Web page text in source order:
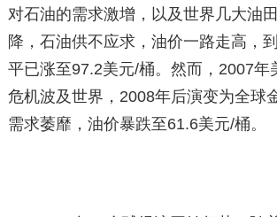
对石油的需求激增，以及世界几大油
降，石油供不应求，油价一路走高，
平已涨至97.2美元/桶。然而，2007年
危机波及世界，2008年后演变为全球
需求萎靡，油价暴跌至61.6美元/桶。